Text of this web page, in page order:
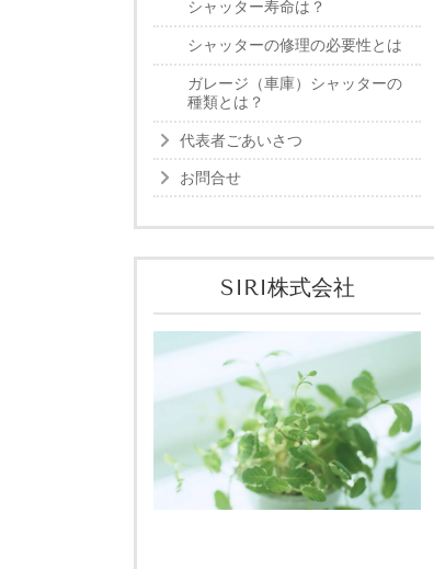
シャッター寿命は？
シャッターの修理の必要性とは
ガレージ（車庫）シャッターの
種類とは？
代表者ごあいさつ
お問合せ
SIRI株式会社